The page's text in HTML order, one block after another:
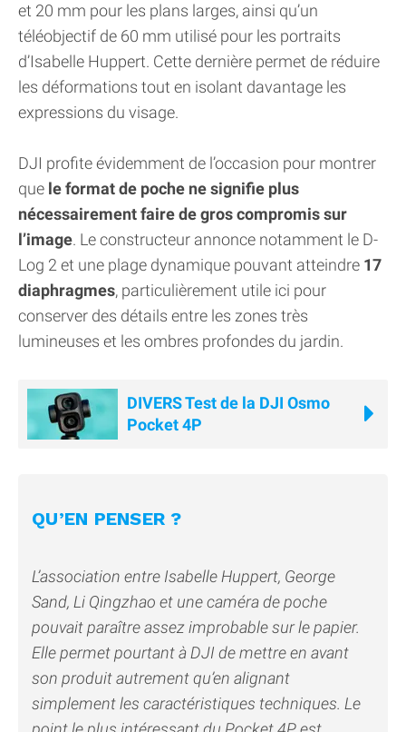
et 20 mm pour les plans larges, ainsi qu’un
téléobjectif de 60 mm utilisé pour les portraits
d’Isabelle Huppert. Cette dernière permet de réduire
les déformations tout en isolant davantage les
expressions du visage.
DJI profite évidemment de l’occasion pour montrer
que le format de poche ne signifie plus
nécessairement faire de gros compromis sur
l’image. Le constructeur annonce notamment le D-
Log 2 et une plage dynamique pouvant atteindre 17
diaphragmes, particulièrement utile ici pour
conserver des détails entre les zones très
lumineuses et les ombres profondes du jardin.
DIVERS Test de la DJI Osmo
Pocket 4P
QU’EN PENSER ?
L’association entre Isabelle Huppert, George
Sand, Li Qingzhao et une caméra de poche
pouvait paraître assez improbable sur le papier.
Elle permet pourtant à DJI de mettre en avant
son produit autrement qu’en alignant
simplement les caractéristiques techniques. Le